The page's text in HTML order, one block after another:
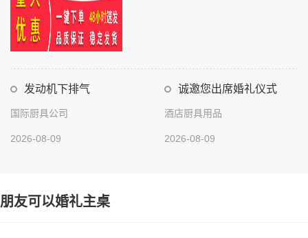
发动机下排气
国际厨具公司
2026-08-09
诚邀您出席婚礼仪式
酒店厨具用品
2026-08-09
朋友可以婚礼主桌